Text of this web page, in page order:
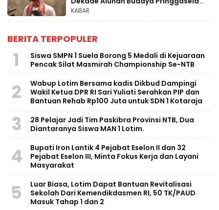
Raya
KABAR
BERITA TERPOPULER
1
Siswa SMPN 1 Suela Borong 5 Medali di Kejuaraan
Pencak Silat Masmirah Championship Se-NTB
2
Wabup Lotim Bersama kadis Dikbud Dampingi
Wakil Ketua DPR RI Sari Yuliati Serahkan PIP dan
Bantuan Rehab Rp100 Juta untuk SDN 1 Kotaraja
3
28 Pelajar Jadi Tim Paskibra Provinsi NTB, Dua
Diantaranya Siswa MAN 1 Lotim.
4
Bupati Iron Lantik 4 Pejabat Eselon II dan 32
Pejabat Eselon III, Minta Fokus Kerja dan Layani
Masyarakat
5
Luar Biasa, Lotim Dapat Bantuan Revitalisasi
Sekolah Dari Kemendikdasmen RI, 50 TK/PAUD
Masuk Tahap 1 dan 2